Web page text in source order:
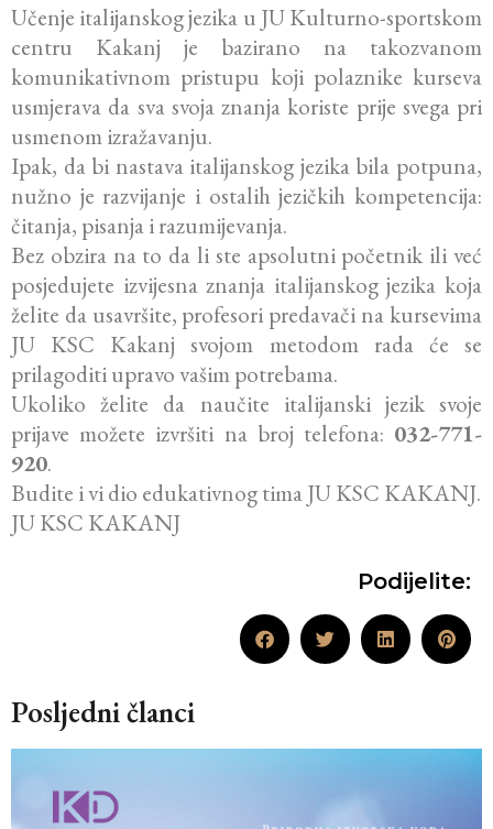
Učenje italijanskog jezika u JU Kulturno-sportskom
centru Kakanj je bazirano na takozvanom
komunikativnom pristupu koji polaznike kurseva
usmjerava da sva svoja znanja koriste prije svega pri
usmenom izražavanju.
Ipak, da bi nastava italijanskog jezika bila potpuna,
nužno je razvijanje i ostalih jezičkih kompetencija:
čitanja, pisanja i razumijevanja.
Bez obzira na to da li ste apsolutni početnik ili već
posjedujete izvijesna znanja italijanskog jezika koja
želite da usavršite, profesori predavači na kursevima
JU KSC Kakanj svojom metodom rada će se
prilagoditi upravo vašim potrebama.
Ukoliko želite da naučite italijanski jezik svoje
prijave možete izvršiti na broj telefona: 032-771-
920.
Budite i vi dio edukativnog tima JU KSC KAKANJ.
JU KSC KAKANJ
Podijelite:
Posljedni članci